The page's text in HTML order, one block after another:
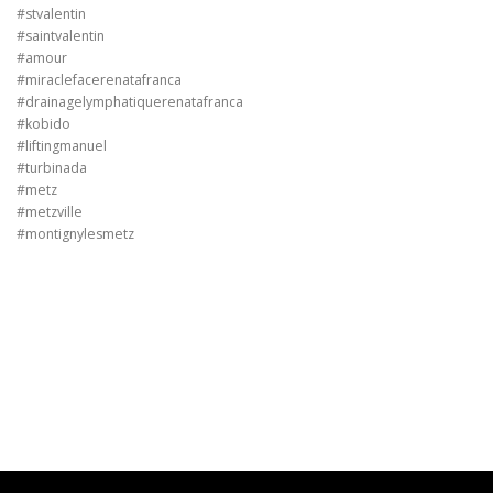
#stvalentin
#saintvalentin
#amour
#miraclefacerenatafranca
#drainagelymphatiquerenatafranca
#kobido
#liftingmanuel
#turbinada
#metz
#metzville
#montignylesmetz